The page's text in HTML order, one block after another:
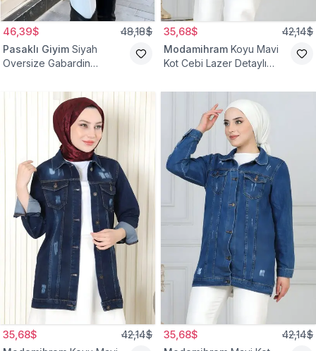
46,39$ 48,18$
Pasaklı Giyim Siyah
Oversize Gabardin
35,68$ 42,14$
Modamihram Koyu Mavi
Kot Cebi Lazer Detaylı
35,68$ 42,14$ 35,68$ 42,14$